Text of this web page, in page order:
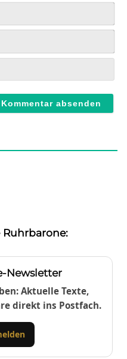
Newsletter
Aktuelle Texte,
direkt ins Postfach.